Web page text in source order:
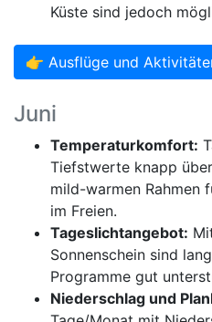
Küste sind jedoch
👉 Ausflüge und
Juni
Temperaturkomfort:
Tiefstwerte knapp
mild-warmen Rahmen
im Freien.
Tageslichtangebot:
Sonnenschein sind
Programme gut
Niederschlag und